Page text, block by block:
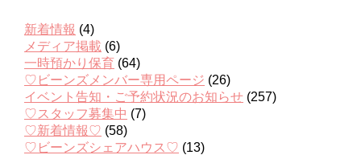
新着情報 (4)
メディア掲載 (6)
一時預かり保育 (64)
♡ビーンズメンバー専用ページ (26)
イベント告知・ご予約状況のお知らせ (257)
♡スタッフ募集中 (7)
♡新着情報♡ (58)
♡ビーンズシェアハウス♡ (13)